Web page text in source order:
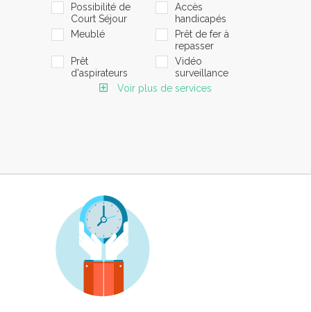
Possibilité de
Court Séjour
Accès
handicapés
Meublé
Prêt de fer à
repasser
Prêt
d'aspirateurs
Vidéo
surveillance
Voir plus de services